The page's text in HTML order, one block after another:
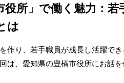
役所」で働く魅力：
は
作り、若手職員が成長し活躍で
は、愛知県の豊橋市役所にお話を